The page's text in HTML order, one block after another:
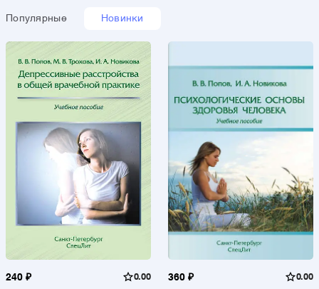
Популярные Новинки
240 ₽ 0.00 360 ₽ 0.00